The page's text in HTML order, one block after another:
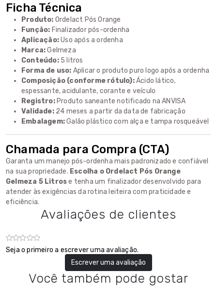
Ficha Técnica
Produto: Ordelact Pós Orange
Função: Finalizador pós-ordenha
Aplicação:Uso após a ordenha
Marca:Gelmeza
Conteúdo:5 litros
Forma de uso: Aplicar o produto puro logo após a ordenha
Composição (conforme rótulo):Ácido lático,
espessante, acidulante, corante e veículo
Registro:Produto saneante notificado na ANVISA
Validade:24 meses a partir da data de fabricação
Embalagem:Galão plástico com alça e tampa rosqueável
Chamada para Compra (CTA)
Garanta um manejo pós-ordenha mais padronizado e confiável
na sua propriedade. Escolha o Ordelact Pós Orange
Gelmeza 5 Litrose tenha um finalizador desenvolvido para
atender às exigências da rotina leiteira com praticidade e
eficiência.
Avaliações de clientes
Seja o primeiro a escrever uma avaliação.
Escrever uma avaliação
Você também pode gostar